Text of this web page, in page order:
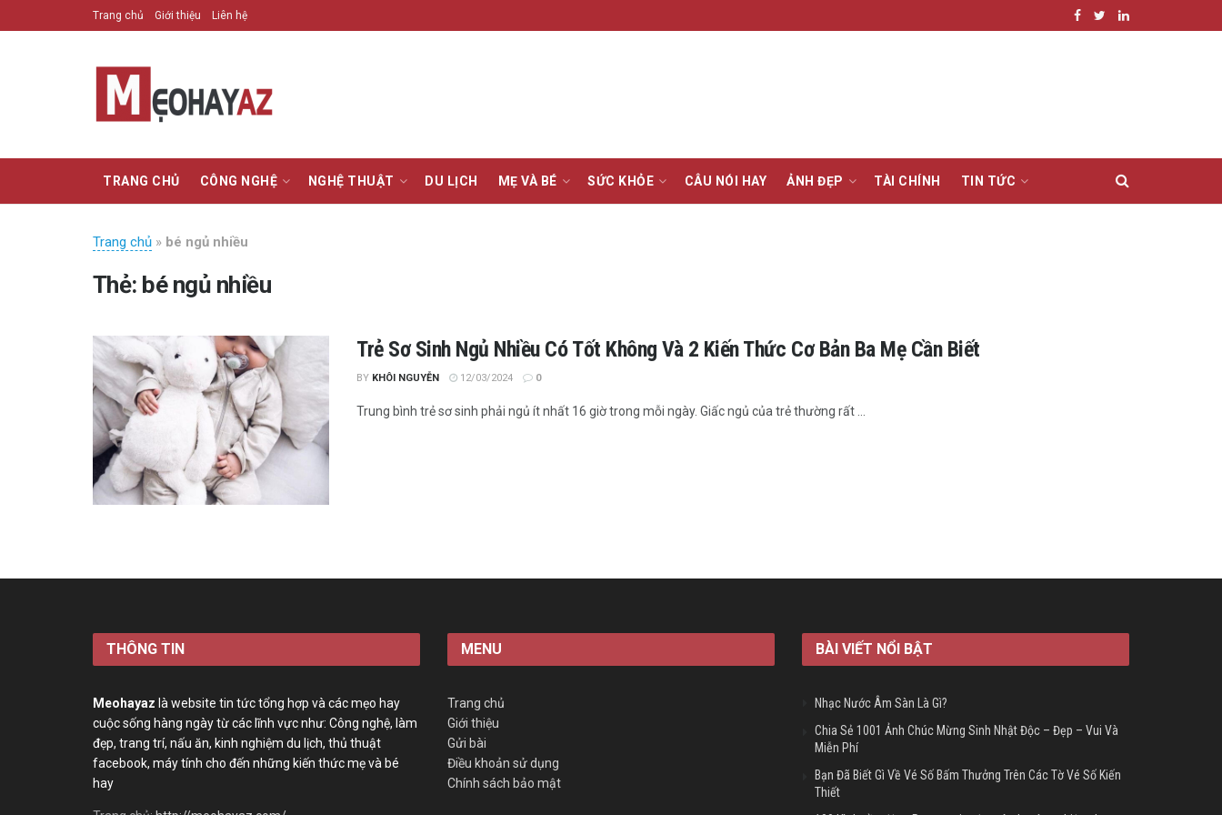
Trang chủ Giới thiệu Liên hệ
TRANG CHỦ CÔNG NGHỆ NGHỆ THUẬT DU LỊCH MẸ VÀ BÉ SỨC KHỎE CÂU NÓI HAY ẢNH ĐẸP TÀI CHÍNH TIN TỨC
Trang chủ » bé ngủ nhiều
Thẻ: bé ngủ nhiều
Trẻ Sơ Sinh Ngủ Nhiều Có Tốt Không Và 2 Kiến Thức Cơ Bản Ba Mẹ Cần Biết
BY KHÔI NGUYỄN 12/03/2024 0
Trung bình trẻ sơ sinh phải ngủ ít nhất 16 giờ trong mỗi ngày. Giấc ngủ của trẻ thường rất ...
THÔNG TIN
Meohayaz là website tin tức tổng hợp và các mẹo hay
cuộc sống hàng ngày từ các lĩnh vực như: Công nghệ, làm
đẹp, trang trí, nấu ăn, kinh nghiệm du lịch, thủ thuật
facebook, máy tính cho đến những kiến thức mẹ và bé
hay
MENU
Trang chủ
Giới thiệu
Gửi bài
Điều khoản sử dụng
Chính sách bảo mật
BÀI VIẾT NỔI BẬT
Nhạc Nước Âm Sàn Là Gì?
Chia Sẻ 1001 Ảnh Chúc Mừng Sinh Nhật Độc – Đẹp – Vui Và
Miễn Phí
Bạn Đã Biết Gì Về Vé Số Bấm Thưởng Trên Các Tờ Vé Số Kiến
Thiết